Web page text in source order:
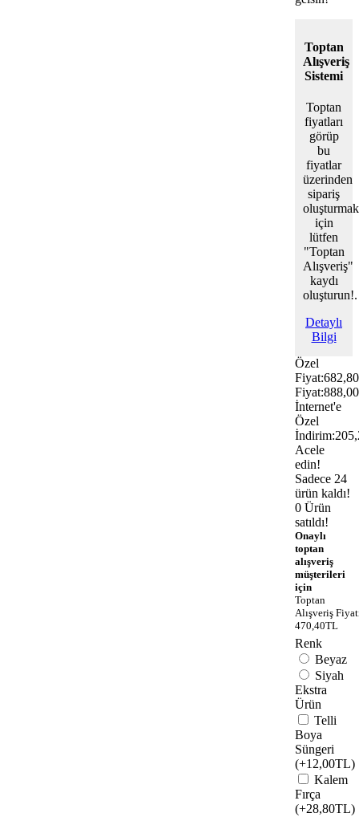
Toptan
Alışveriş
Sistemi
Toptan
fiyatları
görüp
bu
fiyatlar
üzerinden
sipariş
oluşturmak
için
lütfen
"Toptan
Alışveriş"
kaydı
oluşturun!.
Detaylı
Bilgi
Özel
Fiyat:
Fiyat:
İnternet'e
Özel
İndirim:
Acele
edin!
Sadece 24
ürün kaldı!
0 Ürün
satıldı!
Onaylı
toptan
alışveriş
müşterileri
için
Toptan
Alışveriş
470,40TL
Renk
Beyaz
Siyah
Ekstra
Ürün
Telli
Boya
Süngeri
(+12,00TL)
Kalem
Fırça
(+28,80TL)